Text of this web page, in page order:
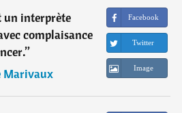
un interprète
complaisance
”
Marivaux
Facebook
Twitter
Image